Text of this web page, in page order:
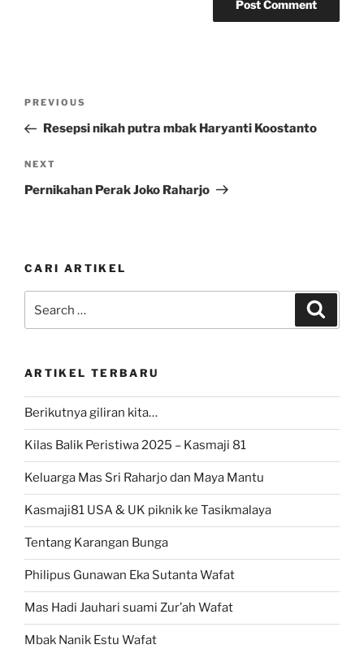
Previous
Post
PREVIOUS
Resepsi nikah putra mbak Haryanti Koostanto
Next
Post
NEXT
Pernikahan Perak Joko Raharjo
CARI ARTIKEL
ARTIKEL TERBARU
Berikutnya giliran kita…
Kilas Balik Peristiwa 2025 – Kasmaji 81
Keluarga Mas Sri Raharjo dan Maya Mantu
Kasmaji81 USA & UK piknik ke Tasikmalaya
Tentang Karangan Bunga
Philipus Gunawan Eka Sutanta Wafat
Mas Hadi Jauhari suami Zur’ah Wafat
Mbak Nanik Estu Wafat